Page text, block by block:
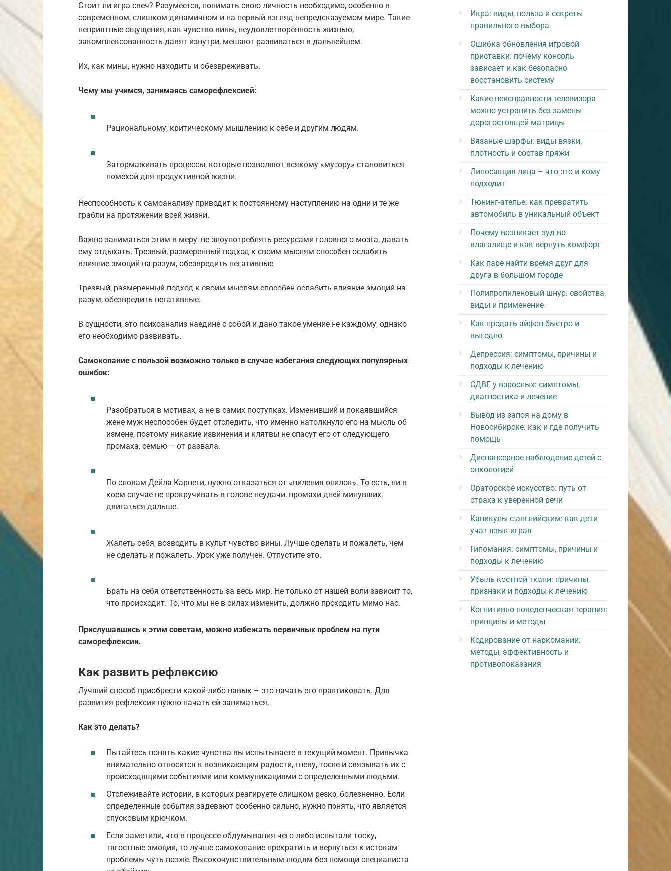
Стоит ли игра свеч? Разумеется, понимать свою личность необходимо, особенно в
современном, слишком динамичном и на первый взгляд непредсказуемом мире. Такие
неприятные ощущения, как чувство вины, неудовлетворённость жизнью,
закомплексованность давят изнутри, мешают развиваться в дальнейшем.
Их, как мины, нужно находить и обезвреживать.
Чему мы учимся, занимаясь саморефлексией:
Рациональному, критическому мышлению к себе и другим людям.
Затормаживать процессы, которые позволяют всякому «мусору» становиться
помехой для продуктивной жизни.
Неспособность к самоанализу приводит к постоянному наступлению на одни и те же
грабли на протяжении всей жизни.
Важно заниматься этим в меру, не злоупотреблять ресурсами головного мозга, давать
ему отдыхать. Трезвый, размеренный подход к своим мыслям способен ослабить
влияние эмоций на разум, обезвредить негативные
Трезвый, размеренный подход к своим мыслям способен ослабить влияние эмоций на
разум, обезвредить негативные.
В сущности, это психоанализ наедине с собой и дано такое умение не каждому, однако
его необходимо развивать.
Самокопание с пользой возможно только в случае избегания следующих популярных
ошибок:
Разобраться в мотивах, а не в самих поступках. Изменивший и покаявшийся
жене муж неспособен будет отследить, что именно натолкнуло его на мысль об
измене, поэтому никакие извинения и клятвы не спасут его от следующего
промаха, семью – от развала.
По словам Дейла Карнеги, нужно отказаться от «пиления опилок». То есть, ни в
коем случае не прокручивать в голове неудачи, промахи дней минувших,
двигаться дальше.
Жалеть себя, возводить в культ чувство вины. Лучше сделать и пожалеть, чем
не сделать и пожалеть. Урок уже получен. Отпустите это.
Брать на себя ответственность за весь мир. Не только от нашей воли зависит то,
что происходит. То, что мы не в силах изменить, должно проходить мимо нас.
Прислушавшись к этим советам, можно избежать первичных проблем на пути
саморефлексии.
Как развить рефлексию
Лучший способ приобрести какой-либо навык – это начать его практиковать. Для
развития рефлексии нужно начать ей заниматься.
Как это делать?
Пытайтесь понять какие чувства вы испытываете в текущий момент. Привычка
внимательно относится к возникающим радости, гневу, тоске и связывать их с
происходящими событиями или коммуникациями с определенными людьми.
Отслеживайте истории, в которых реагируете слишком резко, болезненно. Если
определенные события задевают особенно сильно, нужно понять, что является
спусковым крючком.
Если заметили, что в процессе обдумывания чего-либо испытали тоску,
тягостные эмоции, то лучше самокопание прекратить и вернуться к истокам
проблемы чуть позже. Высокочувствительным людям без помощи специалиста
Икра: виды, польза и секреты
правильного выбора
Ошибка обновления игровой
приставки: почему консоль
зависает и как безопасно
восстановить систему
Какие неисправности телевизора
можно устранить без замены
дорогостоящей матрицы
Вязаные шарфы: виды вязки,
плотность и состав пряжи
Липосакция лица – что это и кому
подходит
Тюнинг-ателье: как превратить
автомобиль в уникальный объект
Почему возникает зуд во
влагалище и как вернуть комфорт
Как паре найти время друг для
друга в большом городе
Полипропиленовый шнур: свойства,
виды и применение
Как продать айфон быстро и
выгодно
Депрессия: симптомы, причины и
подходы к лечению
СДВГ у взрослых: симптомы,
диагностика и лечение
Вывод из запоя на дому в
Новосибирске: как и где получить
помощь
Диспансерное наблюдение детей с
онкологией
Ораторское искусство: путь от
страха к уверенной речи
Каникулы с английским: как дети
учат язык играя
Гипомания: симптомы, причины и
подходы к лечению
Убыль костной ткани: причины,
признаки и подходы к лечению
Когнитивно-поведенческая терапия:
принципы и методы
Кодирование от наркомании:
методы, эффективность и
противопоказания